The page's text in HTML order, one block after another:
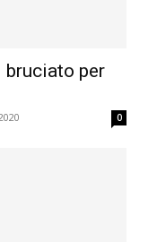
bruciato per
0